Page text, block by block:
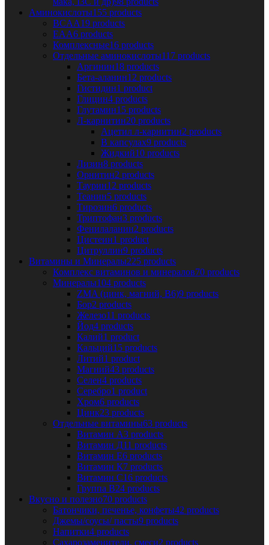
Аминокислоты155 products
BCAA19 products
EAA6 products
Комплексные16 products
Отдельные аминокислоты117 products
Аргинин18 products
Бета-аланин12 products
Гистидин1 product
Глицин4 products
Глутамин15 products
Л-карнитин20 products
Ацетил л-карнитин2 products
В капсулах9 products
Жидкий10 products
Лизин8 products
Орнитин2 products
Таурин12 products
Теанин5 products
Тирозин6 products
Триптофан3 products
Фенилаланин2 products
Цистеин1 product
Цитруллин9 products
Витамины и Минералы225 products
Комплекс витаминов и минералов70 products
Минералы104 products
ZMA (цинк, магний, В6)9 products
Бор2 products
Железо11 products
Йод4 products
Калий1 product
Кальций15 products
Литий1 product
Магний43 products
Селен4 products
Серебро1 product
Хром6 products
Цинк23 products
Отдельные витамины63 products
Витамин А3 products
Витамин Д11 products
Витамин Е6 products
Витамин К7 products
Витамин С16 products
Группа В24 products
Вкусно и полезно70 products
Батончики, печенье, конфеты42 products
Джемы/соусы/ пасты9 products
Напитки4 products
Сахарозаменители, смеси2 products